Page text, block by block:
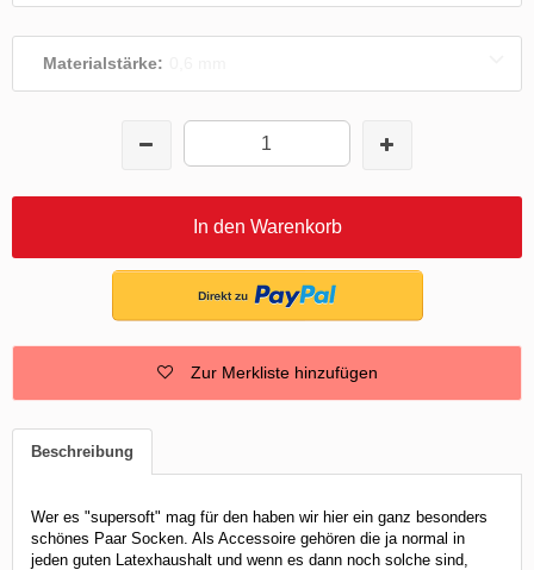
Materialstärke:
In den Warenkorb
Zur Merkliste hinzufügen
Beschreibung
Wer es "supersoft" mag für den haben wir hier ein ganz besonders
schönes Paar Socken. Als Accessoire gehören die ja normal in
jeden guten Latexhaushalt und wenn es dann noch solche sind,